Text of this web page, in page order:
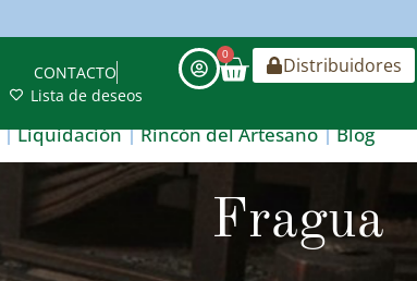
CONTACTO
Lista de deseos
0 Distribuidores
Liquidación Rincón del Artesano Blog
Fragua